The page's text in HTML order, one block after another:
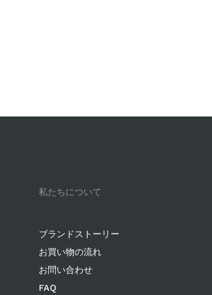
私たちについて
ブランドストーリー
お買い物の流れ
お問い合わせ
FAQ